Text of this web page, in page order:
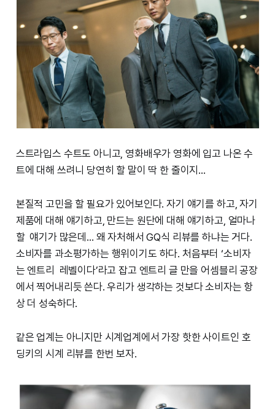
스트라입스 수트도 아니고, 영화배우가 영화에 입고 나온 수
트에 대해 쓰려니 당연히 할 말이 딱 한 줄이지…
본질적 고민을 할 필요가 있어보인다. 자기 얘기를 하고, 자기
제품에 대해 얘기하고, 만드는 원단에 대해 얘기하고, 얼마나
할 얘기가 많은데… 왜 자처해서 GQ식 리뷰를 하냐는 거다.
소비자를 과소평가하는 행위이기도 하다. 처음부터 ‘소비자
는 엔트리 레벨이다’라고 잡고 엔트리 글 만을 어셈블리 공장
에서 찍어내리듯 쓴다. 우리가 생각하는 것보다 소비자는 항
상 더 성숙하다.
같은 업계는 아니지만 시계업계에서 가장 핫한 사이트인 호
딩키의 시계 리뷰를 한번 보자.